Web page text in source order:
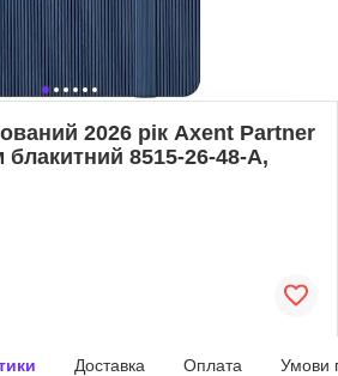
2026 рік Axent Partner
8515-26-48-A,
Доставка Оплата Умови